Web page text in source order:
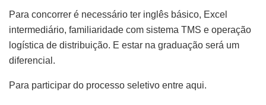
Para concorrer é necessário ter inglês básico, Excel
intermediário, familiaridade com sistema TMS e operação
logística de distribuição. E estar na graduação será um
diferencial.
Para participar do processo seletivo entre aqui.